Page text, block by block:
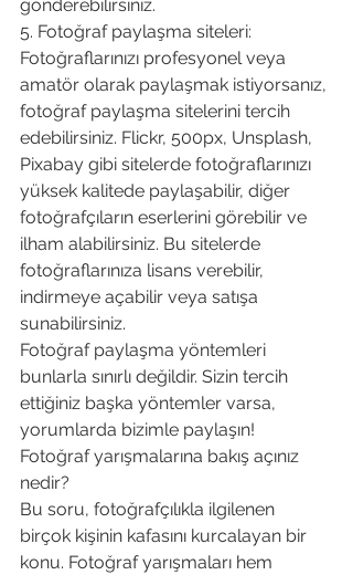
gönderebilirsiniz.
5. Fotoğraf paylaşma siteleri:
Fotoğraflarınızı profesyonel veya
amatör olarak paylaşmak istiyorsanız,
fotoğraf paylaşma sitelerini tercih
edebilirsiniz. Flickr, 500px, Unsplash,
Pixabay gibi sitelerde fotoğraflarınızı
yüksek kalitede paylaşabilir, diğer
fotoğrafçıların eserlerini görebilir ve
ilham alabilirsiniz. Bu sitelerde
fotoğraflarınıza lisans verebilir,
indirmeye açabilir veya satışa
sunabilirsiniz.
Fotoğraf paylaşma yöntemleri
bunlarla sınırlı değildir. Sizin tercih
ettiğiniz başka yöntemler varsa,
yorumlarda bizimle paylaşın!
Fotoğraf yarışmalarına bakış açınız
nedir?
Bu soru, fotoğrafçılıkla ilgilenen
birçok kişinin kafasını kurcalayan bir
konu. Fotoğraf yarışmaları hem